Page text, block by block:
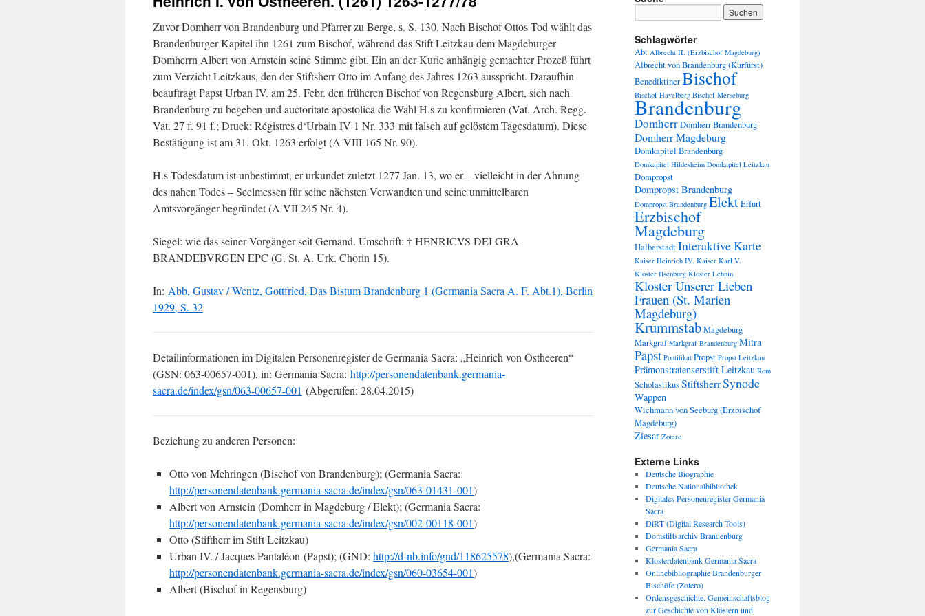
Zuvor Domherr von Brandenburg und Pfarrer zu Berge, s. S. 130. Nach Bischof Ottos Tod wählt das
Brandenburger Kapitel ihn 1261 zum Bischof, während das Stift Leitzkau dem Magdeburger
Domherrn Albert von Arnstein seine Stimme gibt. Ein an der Kurie anhängig gemachter Prozeß führt
zum Verzicht Leitzkaus, den der Stiftsherr Otto im Anfang des Jahres 1263 ausspricht. Daraufhin
beauftragt Papst Urban IV. am 25. Febr. den früheren Bischof von Regensburg Albert, sich nach
Brandenburg zu begeben und auctoritate apostolica die Wahl H.s zu konfirmieren (Vat. Arch. Regg.
Vat. 27 f. 91 f.; Druck: Régistres d‘Urbain IV 1 Nr. 333 mit falsch auf gelöstem Tagesdatum). Diese
Bestätigung ist am 31. Okt. 1263 erfolgt (A VIII 165 Nr. 90).
H.s Todesdatum ist unbestimmt, er urkundet zuletzt 1277 Jan. 13, wo er – vielleicht in der Ahnung
des nahen Todes – Seelmessen für seine nächsten Verwandten und seine unmittelbaren
Amtsvorgänger begründet (A VII 245 Nr. 4).
Siegel: wie das seiner Vorgänger seit Gernand. Umschrift: † HENRICVS DEI GRA
BRANDEBVRGEN EPC (G. St. A. Urk. Chorin 15).
In: Abb, Gustav / Wentz, Gottfried, Das Bistum Brandenburg 1 (Germania Sacra A. F. Abt.1), Berlin
1929, S. 32
Detailinformationen im Digitalen Personenregister de Germania Sacra: „Heinrich von Ostheeren“
(GSN: 063-00657-001), in: Germania Sacra: http://personendatenbank.germania-
sacra.de/index/gsn/063-00657-001 (Abgerufen: 28.04.2015)
Beziehung zu anderen Personen:
Otto von Mehringen (Bischof von Brandenburg); (Germania Sacra:
http://personendatenbank.germania-sacra.de/index/gsn/063-01431-001)
Albert von Arnstein (Domherr in Magdeburg / Elekt); (Germania Sacra:
http://personendatenbank.germania-sacra.de/index/gsn/002-00118-001)
Otto (Stiftherr im Stift Leitzkau)
Urban IV. / Jacques Pantaléon (Papst); (GND: http://d-nb.info/gnd/118625578),(Germania Sacra:
http://personendatenbank.germania-sacra.de/index/gsn/060-03654-001)
Albert (Bischof in Regensburg)
Schlagwörter
Abt Albrecht II. (Erzbischof Magdeburg)
Albrecht von Brandenburg (Kurfürst)
BenediktinerBischof
Bischof Havelberg Bischof Merseburg
Brandenburg
DomherrDomherr Brandenburg
Domherr Magdeburg
Domkapitel Brandenburg
Domkapitel Hildesheim Domkapitel Leitzkau
Dompropst
Dompropst Brandenburg
Dompropst Brandenburg ElektErfurt
Erzbischof
Magdeburg
HalberstadtInteraktive Karte
Kaiser Heinrich IV. Kaiser Karl V.
Kloster Ilsenburg Kloster Lehnin
Kloster Unserer Lieben
Frauen (St. Marien
Magdeburg)
KrummstabMagdeburg
Markgraf Markgraf Brandenburg Mitra
Papst Pontifikat Propst Propst Leitzkau
Prämonstratenserstift Leitzkau Rom
ScholastikusStiftsherrSynode
Wappen
Wichmann von Seeburg (Erzbischof
Magdeburg)
Ziesar Zotero
Externe Links
Deutsche Biographie
Deutsche Nationalbibliothek
Digitales Personenregister Germania
Sacra
DiRT (Digital Research Tools)
Domstiftsarchiv Brandenburg
Germania Sacra
Klosterdatenbank Germania Sacra
Onlinebibliographie Brandenburger
Bischöfe (Zotero)
Ordensgeschichte. Gemeinschaftsblog
zur Geschichte von Klöstern und